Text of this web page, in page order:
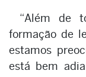
“Além de
formação de
estamos
está bem